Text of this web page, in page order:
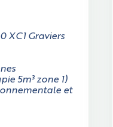
XC1 Graviers
5m³ zone 1)
et